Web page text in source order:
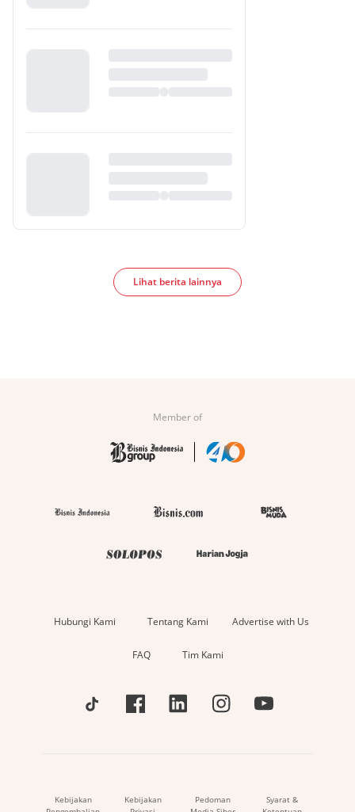
Lihat berita lainnya
Member of
Hubungi Kami Tentang Kami Advertise with Us
FAQ Tim Kami
Kebijakan
Kebijakan
Pedoman
Syarat &